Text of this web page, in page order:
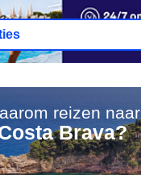
reizen naar
Brava?